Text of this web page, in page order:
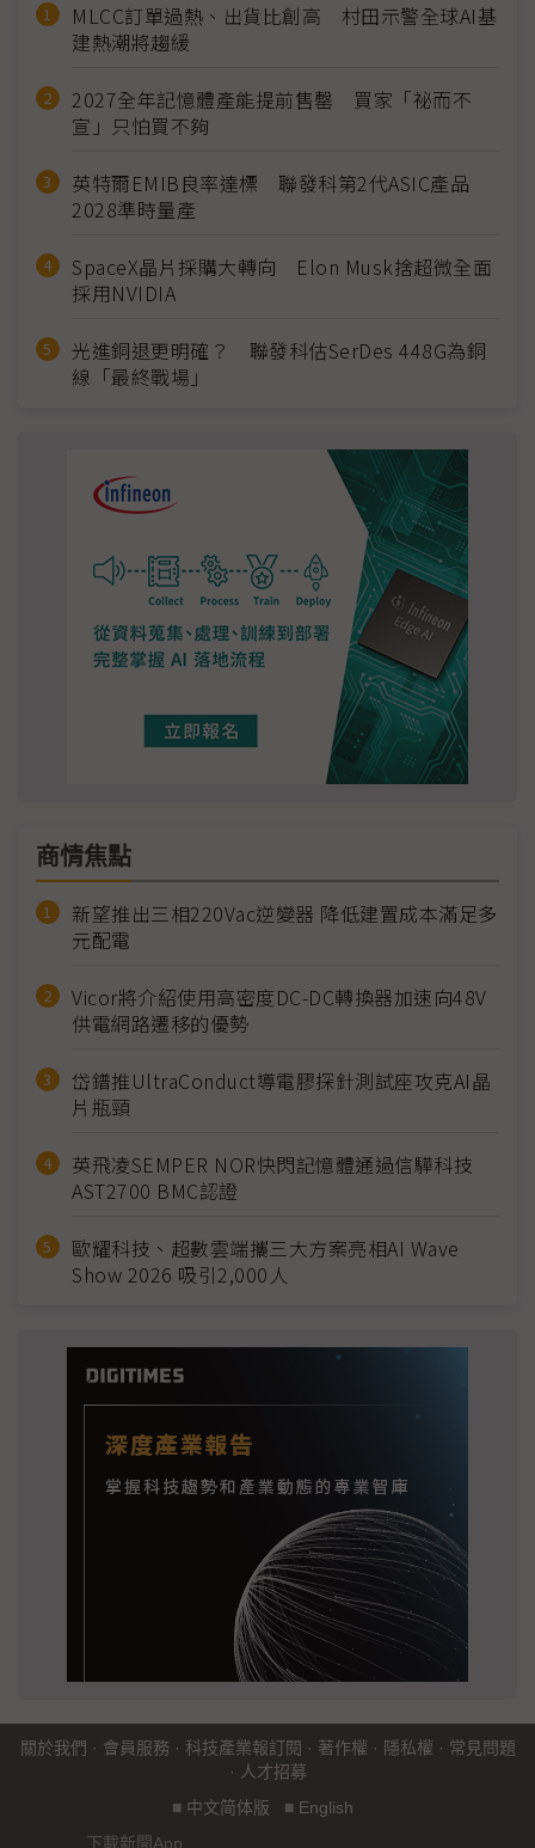
MLCC訂單過熱、出貨比創高 村田示警全球AI基
建熱潮將趨緩
2027全年記憶體產能提前售罄 買家「祕而不
宣」只怕買不夠
英特爾EMIB良率達標 聯發科第2代ASIC產品
2028準時量產
SpaceX晶片採購大轉向 Elon Musk捨超微全面
採用NVIDIA
光進銅退更明確？ 聯發科估SerDes 448G為銅
線「最終戰場」
商情焦點
新望推出三相220Vac逆變器 降低建置成本滿足多
元配電
Vicor將介紹使用高密度DC-DC轉換器加速向48V
供電網路遷移的優勢
岱鐠推UltraConduct導電膠探針測試座攻克AI晶
片瓶頸
英飛凌SEMPER NOR快閃記憶體通過信驊科技
AST2700 BMC認證
歐耀科技、超數雲端攜三大方案亮相AI Wave
Show 2026 吸引2,000人
關於我們 · 會員服務 · 科技產業報訂閱 · 著作權 · 隱私權 · 常見問題
· 人才招募
■ 中文简体版 ■ English
下載新聞App